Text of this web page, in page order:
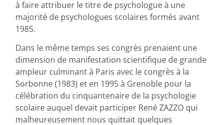
à faire attribuer le titre de psychologue à une
majorité de psychologues scolaires formés avant
1985.
Dans le même temps ses congrès prenaient une
dimension de manifestation scientifique de grande
ampleur culminant à Paris avec le congrès à la
Sorbonne (1983) et en 1995 à Grenoble pour la
célébration du cinquantenaire de la psychologie
scolaire auquel devait participer René ZAZZO qui
malheureusement nous quittait quelques